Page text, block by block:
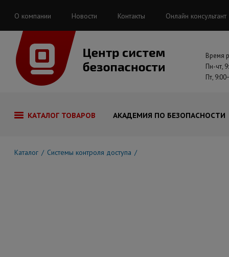
О компании Новости Контакты Онлайн консультант
Время
Пн-чт,
Пт,
КАТАЛОГ ТОВАРОВ АКАДЕМИЯ ПО БЕЗОПАСНОСТИ
Каталог Системы контроля доступа